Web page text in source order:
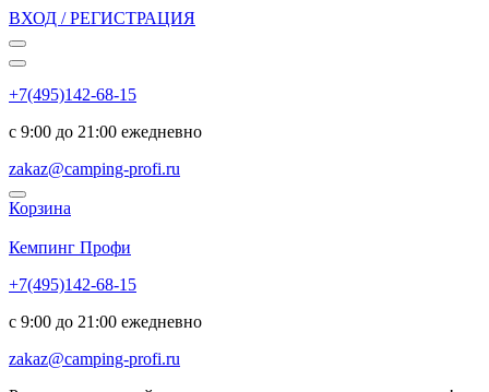
ВХОД / РЕГИСТРАЦИЯ
+7(495)142-68-15
с 9:00 до 21:00 ежедневно
zakaz@camping-profi.ru
Корзина
Кемпинг Профи
+7(495)142-68-15
с 9:00 до 21:00 ежедневно
zakaz@camping-profi.ru